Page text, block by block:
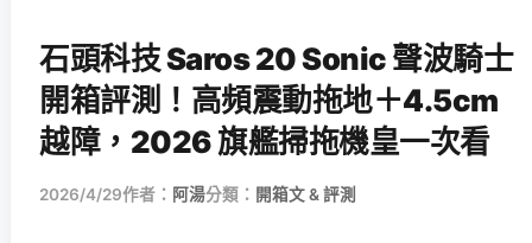
石頭科技 Saros 20 Sonic 聲波騎士
開箱評測！高頻震動拖地＋4.5cm
越障，2026 旗艦掃拖機皇一次看
2026/4/29作者： 阿湯分類： 開箱文 & 評測